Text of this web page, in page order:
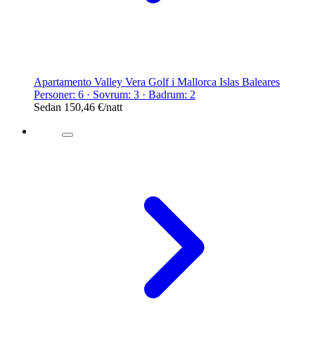
Apartamento Valley Vera Golf i Mallorca Islas Baleares
Personer: 6 · Sovrum: 3 · Badrum: 2
Sedan 150,46 €/natt